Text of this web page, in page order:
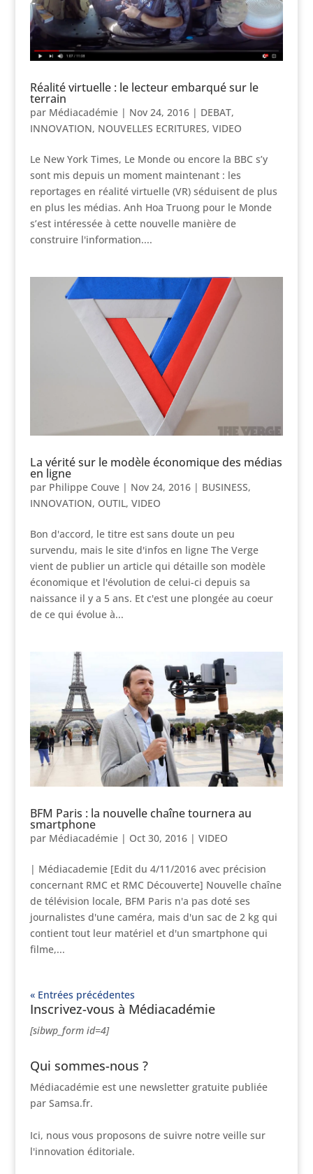
Réalité virtuelle : le lecteur embarqué sur le
terrain
par Médiacadémie| Nov 24, 2016| DEBAT,
INNOVATION, NOUVELLES ECRITURES, VIDEO
Le New York Times, Le Monde ou encore la BBC s’y
sont mis depuis un moment maintenant : les
reportages en réalité virtuelle (VR) séduisent de plus
en plus les médias. Anh Hoa Truong pour le Monde
s’est intéressée à cette nouvelle manière de
construire l'information....
La vérité sur le modèle économique des médias
en ligne
par Philippe Couve| Nov 24, 2016| BUSINESS,
INNOVATION, OUTIL, VIDEO
Bon d'accord, le titre est sans doute un peu
survendu, mais le site d'infos en ligne The Verge
vient de publier un article qui détaille son modèle
économique et l'évolution de celui-ci depuis sa
naissance il y a 5 ans. Et c'est une plongée au coeur
de ce qui évolue à...
BFM Paris : la nouvelle chaîne tournera au
smartphone
par Médiacadémie| Oct 30, 2016| VIDEO
| Médiacademie [Edit du 4/11/2016 avec précision
concernant RMC et RMC Découverte] Nouvelle chaîne
de télévision locale, BFM Paris n'a pas doté ses
journalistes d'une caméra, mais d'un sac de 2 kg qui
contient tout leur matériel et d'un smartphone qui
filme,...
« Entrées précédentes
Inscrivez-vous à Médiacadémie
[sibwp_form id=4]
Qui sommes-nous ?
Médiacadémie est une newsletter gratuite publiée
par Samsa.fr.
Ici, nous vous proposons de suivre notre veille sur
l'innovation éditoriale.